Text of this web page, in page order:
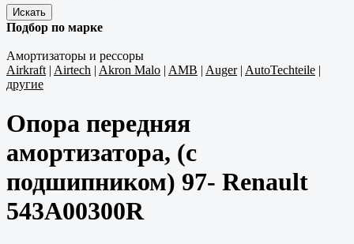
Подбор по марке
Амортизаторы и рессоры
Airkraft| Airtech | Akron Malo | AMB | Auger| AutoTechteile |
другие
Опора передняя
амортизатора, (с
подшипником) 97- Renault
543A00300R